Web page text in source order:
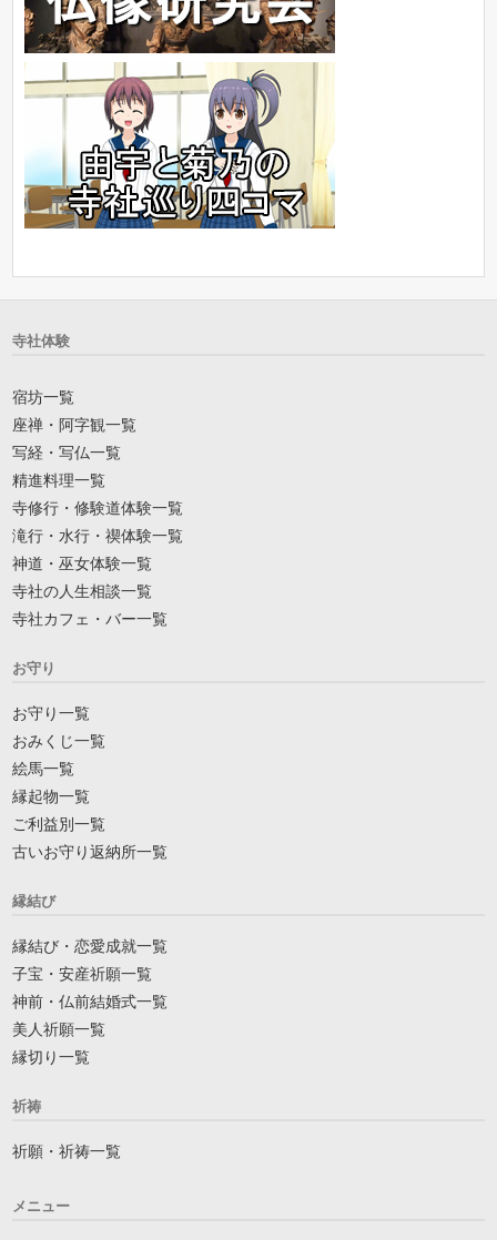
寺社体験
宿坊一覧
座禅・阿字観一覧
写経・写仏一覧
精進料理一覧
寺修行・修験道体験一覧
滝行・水行・禊体験一覧
神道・巫女体験一覧
寺社の人生相談一覧
寺社カフェ・バー一覧
お守り
お守り一覧
おみくじ一覧
絵馬一覧
縁起物一覧
ご利益別一覧
古いお守り返納所一覧
縁結び
縁結び・恋愛成就一覧
子宝・安産祈願一覧
神前・仏前結婚式一覧
美人祈願一覧
縁切り一覧
祈祷
祈願・祈祷一覧
メニュー